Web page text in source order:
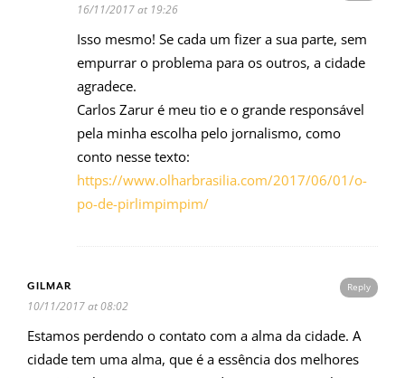
16/11/2017 at 19:26
Isso mesmo! Se cada um fizer a sua parte, sem
empurrar o problema para os outros, a cidade
agradece.
Carlos Zarur é meu tio e o grande responsável
pela minha escolha pelo jornalismo, como
conto nesse texto:
https://www.olharbrasilia.com/2017/06/01/o-
po-de-pirlimpimpim/
Reply
GILMAR
10/11/2017 at 08:02
Estamos perdendo o contato com a alma da cidade. A
cidade tem uma alma, que é a essência dos melhores